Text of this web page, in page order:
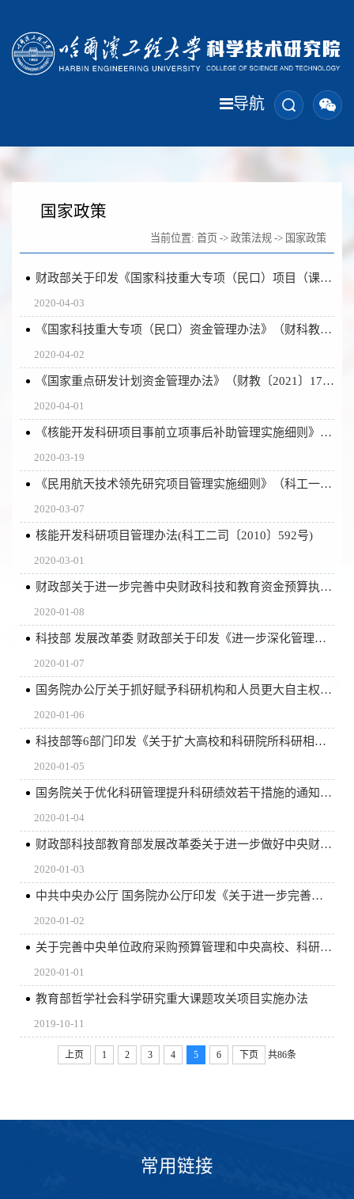
导航
国家政策
当前位置: 首页 -> 政策法规 -> 国家政策
财政部关于印发《国家科技重大专项（民口）项目（课题）财务验收办法》的通知 （ 财科教〔2017〕75号）
2020-04-03
《国家科技重大专项（民口）资金管理办法》（财科教〔2017〕74号）
2020-04-02
《国家重点研发计划资金管理办法》（财教〔2021〕178号）
2020-04-01
《核能开发科研项目事前立项事后补助管理实施细则》(科工二司〔2017〕1542号)
2020-03-19
《民用航天技术领先研究项目管理实施细则》（科工一司〔2012〕361号）
2020-03-07
核能开发科研项目管理办法(科工二司〔2010〕592号)
2020-03-01
财政部关于进一步完善中央财政科技和教育资金预算执行管理有关事宜的通知 （财库〔2018〕96号 ）
2020-01-08
科技部 发展改革委 财政部关于印发《进一步深化管理改革 激发创新活力确保完成国家科技重大专项既定目标的十项措施》的通知 (国科发重〔2018〕315号)
2020-01-07
国务院办公厅关于抓好赋予科研机构和人员更大自主权有关文件贯彻落实工作的通知 （国办发〔2018〕127号）
2020-01-06
科技部等6部门印发《关于扩大高校和科研院所科研相关自主权的若干意见》的通知 （国科发政〔2019〕260号）
2020-01-05
国务院关于优化科研管理提升科研绩效若干措施的通知（ 国发〔2018〕25号）
2020-01-04
财政部科技部教育部发展改革委关于进一步做好中央财政科研项目资金管理等政策贯彻落实工作的通知（财科教〔2017〕6号）
2020-01-03
中共中央办公厅 国务院办公厅印发《关于进一步完善中央财政科研项目资金管理等政策的若干意见》（中办发〔2016〕50号）
2020-01-02
关于完善中央单位政府采购预算管理和中央高校、科研院所科研仪器设备采购管理有关事项的通知（财库〔2016〕194号）
2020-01-01
教育部哲学社会科学研究重大课题攻关项目实施办法
2019-10-11
上页 1 2 3 4 5 6 下页 共86条
常用链接